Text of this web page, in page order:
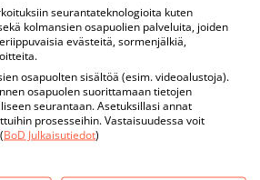
seurantateknologioita kuten
kolmansien osapuolien palveluita, joiden
evästeitä, sormenjälkiä,
osapuolten sisältöä (esim. videoalustoja).
osapuolen suorittamaan tietojen
seurantaan. Asetuksillasi annat
prosesseihin. Vastaisuudessa voit
BoD Julkaisutiedot)